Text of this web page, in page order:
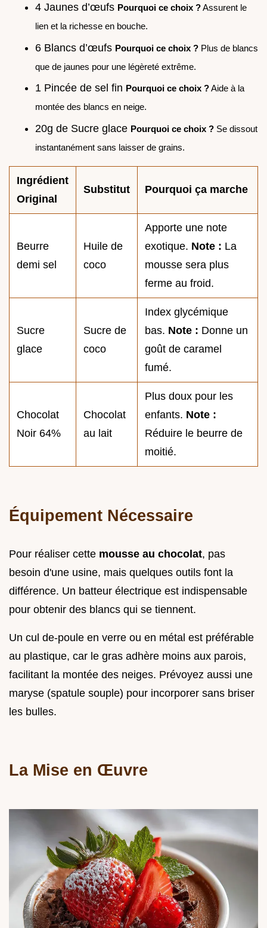
4 Jaunes d’œufs Pourquoi ce choix ?Assurent le
lien et la richesse en bouche.
6 Blancs d’œufs Pourquoi ce choix ? Plus de blancs
que de jaunes pour une légèreté extrême.
1 Pincée de sel fin Pourquoi ce choix ?Aide à la
montée des blancs en neige.
20g de Sucre glace Pourquoi ce choix ? Se dissout
instantanément sans laisser de grains.
Ingrédient
Original
Substitut Pourquoi ça marche
Beurre
demi sel
Huile de
coco
Apporte une note
exotique. Note : La
mousse sera plus
ferme au froid.
Sucre
glace
Sucre de
coco
Index glycémique
bas. Note : Donne un
goût de caramel
fumé.
Chocolat
Noir 64%
Chocolat
au lait
Plus doux pour les
enfants. Note :
Réduire le beurre de
moitié.
Équipement Nécessaire
Pour réaliser cette mousse au chocolat, pas
besoin d'une usine, mais quelques outils font la
différence. Un batteur électrique est indispensable
pour obtenir des blancs qui se tiennent.
Un cul de-poule en verre ou en métal est préférable
au plastique, car le gras adhère moins aux parois,
facilitant la montée des neiges. Prévoyez aussi une
maryse (spatule souple) pour incorporer sans briser
les bulles.
La Mise en Œuvre